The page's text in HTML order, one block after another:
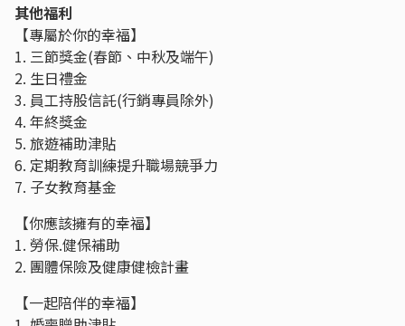
其他福利
【專屬於你的幸福】
1. 三節獎金(春節、中秋及端午)
2. 生日禮金
3. 員工持股信託(行銷專員除外)
4. 年終獎金
5. 旅遊補助津貼
6. 定期教育訓練提升職場競爭力
7. 子女教育基金
【你應該擁有的幸福】
1. 勞保.健保補助
2. 團體保險及健康健檢計畫
【一起陪伴的幸福】